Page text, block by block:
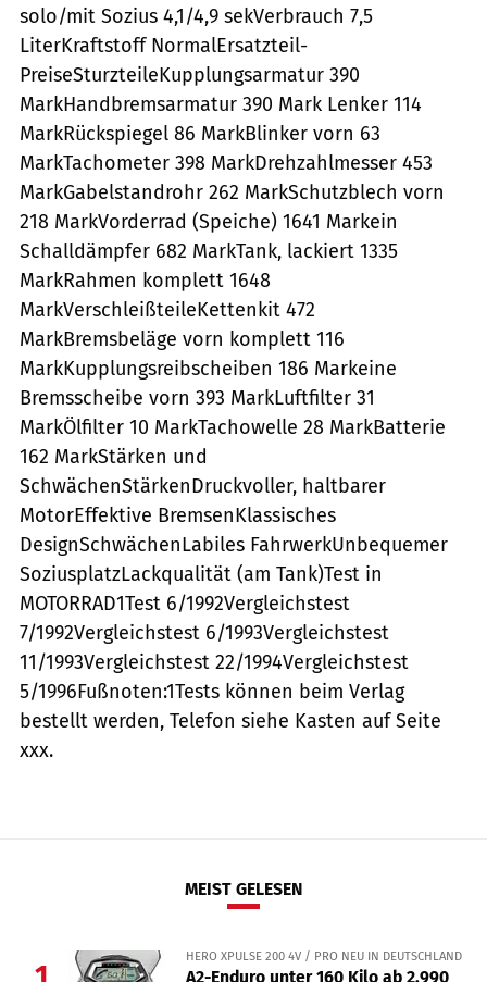
solo/mit Sozius 4,1/4,9 sekVerbrauch 7,5
LiterKraftstoff NormalErsatzteil-
PreiseSturzteileKupplungsarmatur 390
MarkHandbremsarmatur 390 Mark Lenker 114
MarkRückspiegel 86 MarkBlinker vorn 63
MarkTachometer 398 MarkDrehzahlmesser 453
MarkGabelstandrohr 262 MarkSchutzblech vorn
218 MarkVorderrad (Speiche) 1641 Markein
Schalldämpfer 682 MarkTank, lackiert 1335
MarkRahmen komplett 1648
MarkVerschleißteileKettenkit 472
MarkBremsbeläge vorn komplett 116
MarkKupplungsreibscheiben 186 Markeine
Bremsscheibe vorn 393 MarkLuftfilter 31
MarkÖlfilter 10 MarkTachowelle 28 MarkBatterie
162 MarkStärken und
SchwächenStärkenDruckvoller, haltbarer
MotorEffektive BremsenKlassisches
DesignSchwächenLabiles FahrwerkUnbequemer
SoziusplatzLackqualität (am Tank)Test in
MOTORRAD1Test 6/1992Vergleichstest
7/1992Vergleichstest 6/1993Vergleichstest
11/1993Vergleichstest 22/1994Vergleichstest
5/1996Fußnoten:1Tests können beim Verlag
bestellt werden, Telefon siehe Kasten auf Seite
xxx.
MEIST GELESEN
HERO XPULSE 200 4V / PRO NEU IN DEUTSCHLAND
A2-Enduro unter 160 Kilo ab 2.990